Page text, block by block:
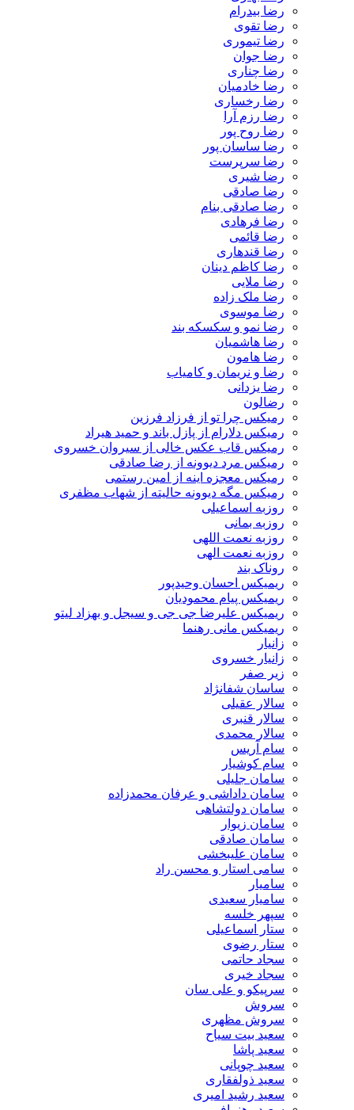
رضا بیدرام
رضا تقوی
رضا تیموری
رضا جوان
رضا چناری
رضا خادمیان
رضا رخساری
رضا رزم آرا
رضا روح پور
رضا ساسان پور
رضا سرپرست
رضا شیری
رضا صادقی
رضا صادقی بنام
رضا فرهادی
رضا قائمی
رضا قندهاری
رضا کاظم دینان
رضا ملایی
رضا ملک زاده
رضا موسوی
رضا نمو و سکسکه بند
رضا هاشمیان
رضا هامون
رضا و نریمان و کامیاب
رضا یزدانی
رضالون
رمیکس چرا تو از فرزاد فرزین
رمیکس دلارام از پازل باند و حمید هیراد
رمیکس قاب عکس خالی از سیروان خسروی
رمیکس مرد دیوونه از رضا صادقی
رمیکس معجزه اینه از امین رستمی
رمیکس مگه دیوونه حالیته از شهاب مظفری
روزبه اسماعیلی
روزبه بمانی
روزبه نعمت اللهی
روزبه نعمت الهی
روناک بند
ریمیکس احسان وحیدپور
ریمیکس پیام محمودیان
ریمیکس علیرضا جی جی و سیجل و بهزاد لیتو
ریمیکس مانی رهنما
زانیار
زانیار خسروی
زیر صفر
ساسان شفانژاد
سالار عقیلی
سالار قنبری
سالار محمدی
سام آریس
سام کوشیار
سامان جلیلی
سامان داداشی و عرفان محمدزاده
سامان دولتشاهی
سامان زیوار
سامان صادقی
سامان علیبخشی
سامی استار و محسن راد
سامیار
سامیار سعیدی
سپهر خلسه
ستار اسماعیلی
ستار رضوی
سجاد حاتمی
سجاد خیری
سرپیکو و علی سان
سروش
سروش مظهری
سعید بیت سیاح
سعید پاشا
سعید چوپانی
سعید ذولفقاری
سعید رشید امیری